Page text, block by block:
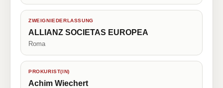
ZWEIGNIEDERLASSUNG
ALLIANZ SOCIETAS EUROPEA
Roma
PROKURIST(IN)
Achim Wiechert